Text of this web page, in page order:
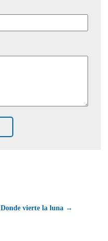
Donde vierte la luna →